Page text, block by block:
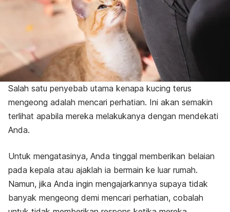
Salah satu penyebab utama kenapa kucing terus
mengeong adalah mencari perhatian. Ini akan semakin
terlihat apabila mereka melakukanya dengan mendekati
Anda.
Untuk mengatasinya, Anda tinggal memberikan belaian
pada kepala atau ajaklah ia bermain ke luar rumah.
Namun, jika Anda ingin mengajarkannya supaya tidak
banyak mengeong demi mencari perhatian, cobalah